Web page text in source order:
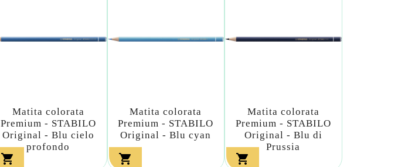
Matita colorata
Premium - STABILO
Original - Blu cielo
profondo

Matita colorata
Premium - STABILO
Original - Blu cyan

Matita colorata
Premium - STABILO
Original - Blu di
Prussia
